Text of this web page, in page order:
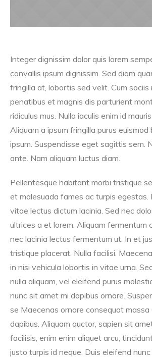
Integer dignissim dolor quis lorem
convallis ipsum dignissim. Sed diam
fringilla at, lobortis sed velit. Cum sociis
penatibus et magnis dis parturient
ridiculus mus. Nulla iaculis enim id
Aliquam a ipsum fringilla purus
ipsum. Suspendisse eget sagittis sem.
ante. Nam aliquam luctus diam.
Pellentesque habitant morbi tristique
et malesuada fames ac turpis egestas.
vitae lectus dictum lacinia. Sed nec
ultrices a et lorem. Aliquam fermentum
nec lacinia lectus fermentum ut. In et
tristique placerat. Nulla facilisi.
in nisi vehicula lobortis in vitae urna.
nulla aliquam, vel eleifend purus
nunc sit amet mi dapibus ornare.
se Maecenas ornare consequat massa
dapibus. Aliquam auctor, sapien sit
facilisis, enim enim aliquet arcu,
justo turpis id neque. Duis eleifend